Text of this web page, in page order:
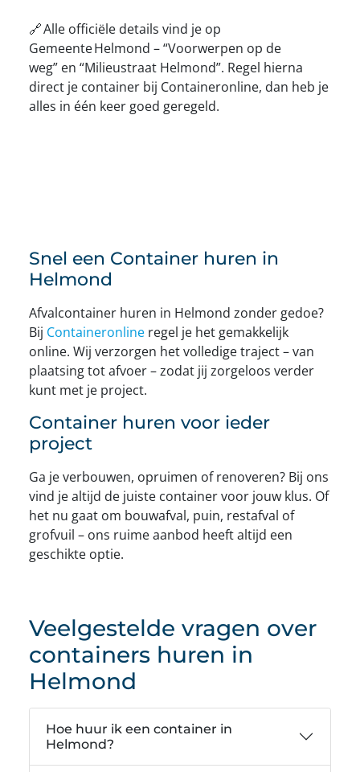
🔗 Alle officiële details vind je op
Gemeente Helmond – “Voorwerpen op de
weg” en “Milieustraat Helmond”. Regel hierna
direct je container bij Containeronline, dan heb je
alles in één keer goed geregeld.
Snel een Container huren in
Helmond
Afvalcontainer huren in Helmond zonder gedoe?
Bij Containeronline regel je het gemakkelijk
online. Wij verzorgen het volledige traject – van
plaatsing tot afvoer – zodat jij zorgeloos verder
kunt met je project.
Container huren voor ieder
project
Ga je verbouwen, opruimen of renoveren? Bij ons
vind je altijd de juiste container voor jouw klus. Of
het nu gaat om bouwafval, puin, restafval of
grofvuil – ons ruime aanbod heeft altijd een
geschikte optie.
Veelgestelde vragen over
containers huren in
Helmond
Hoe huur ik een container in
Helmond?